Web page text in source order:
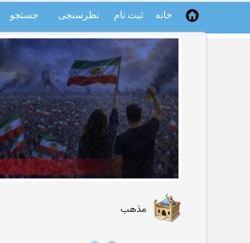
خانه ثبت نام نظرسنجی جستجو
مذهب